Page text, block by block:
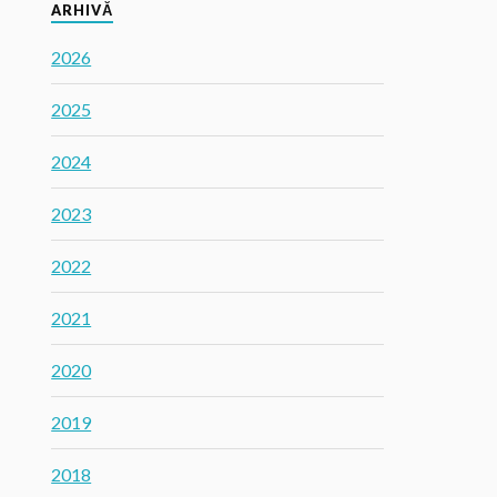
ARHIVĂ
2026
2025
2024
2023
2022
2021
2020
2019
2018